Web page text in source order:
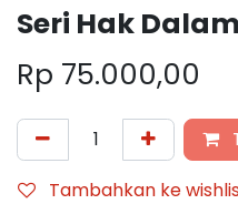
Seri Hak
Rp 75.000,00
Tambahkan ke